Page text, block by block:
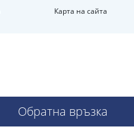
Карта на сайта
Обратна връзка